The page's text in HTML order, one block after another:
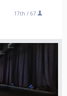
17th / 67